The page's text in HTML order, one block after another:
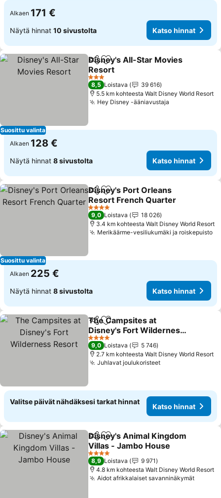
Alkaen 171 €
Näytä hinnat 10 sivustolta Katso hinnat
Suosittu valinta
Jaa Lisää suosikkeihin
Disney's All-Star Movies
Resort
Katso hinnat
3 Tähtiluokitus
8,5 Loistava
39 616
5.5 km kohteesta Walt Disney World Resort
Hey Disney -ääniavustaja
Alkaen 128 €
Näytä hinnat 8 sivustolta Katso hinnat
Suosittu valinta
Jaa Lisää suosikkeihin
Disney's Port Orleans
Resort French Quarter
Katso hinnat
4 Tähtiluokitus
9,0 Loistava
18 026
3.4 km kohteesta Walt Disney World Resort
Merikäärme-vesiliukumäki ja roiskepuisto
Alkaen 225 €
Näytä hinnat 8 sivustolta Katso hinnat
Jaa Lisää suosikkeihin
The Campsites at
Disney's Fort Wilderness
Resort
Katso hinnat
4 Tähtiluokitus
9,0 Loistava
5 746
2.7 km kohteesta Walt Disney World Resort
Juhlavat joulukoristeetKatso hinnat
Valitse päivät nähdäksesi tarkat hinnat
Katso hinnat
Jaa Lisää suosikkeihin
Disney's Animal Kingdom
Villas - Jambo House
Katso hinnat
4 Tähtiluokitus
8,9 Loistava
9 971
4.8 km kohteesta Walt Disney World Resort
Aidot afrikkalaiset savanninäkymätKatso